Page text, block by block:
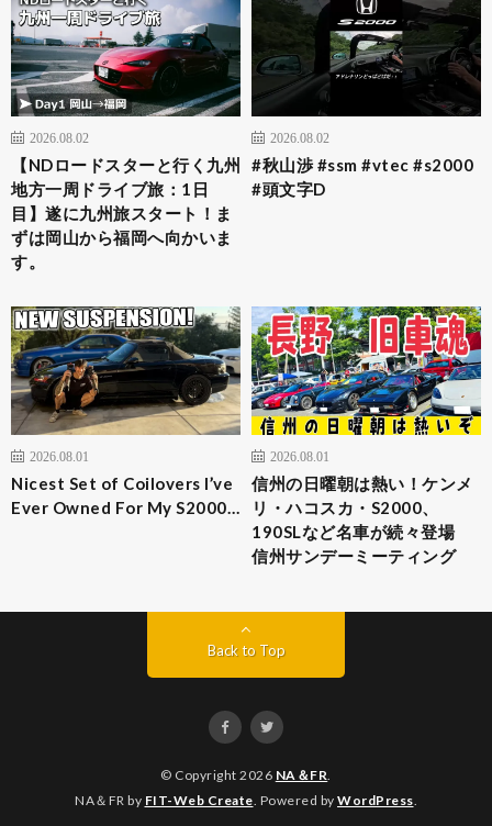
2026.08.02
【NDロードスターと行く九州
地方一周ドライブ旅：1日
目】遂に九州旅スタート！ま
ずは岡山から福岡へ向かいま
す。
2026.08.02
#秋山渉 #ssm #vtec #s2000
#頭文字D
2026.08.01
Nicest Set of Coilovers I’ve
Ever Owned For My S2000…
2026.08.01
信州の日曜朝は熱い！ケンメ
リ・ハコスカ・S2000、
190SLなど名車が続々登場
信州サンデーミーティング
Back to Top
© Copyright 2026 NA＆FR.
NA＆FR by FIT-Web Create. Powered by WordPress.